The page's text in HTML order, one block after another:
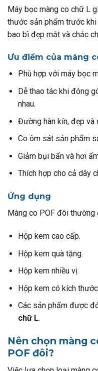
Máy bọc màng co chữ L
thước sản phẩm trước
bao bì đẹp mắt và chắc
Ưu điểm của màng
Phù hợp với máy bọc
Dễ thao tác khi đóng
nhau.
Đường hàn kín, đẹp và
Co ôm sát sản phẩm
Giảm bụi bẩn và hơi
Thích hợp cho cả dây
Ứng dụng
Màng co POF đôi
Hộp kem cao cấp.
Hộp kem quà tặng.
Hộp kem nhiều vị.
Hộp kem có kích
Các sản phẩm được
chữ L.
Nên chọn màng
POF đôi?